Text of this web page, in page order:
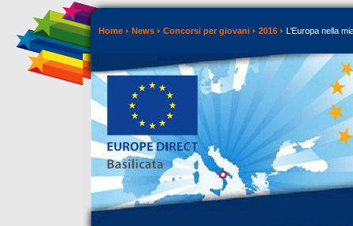
Home News Concorsi per giovani 2016 L’Europa nella